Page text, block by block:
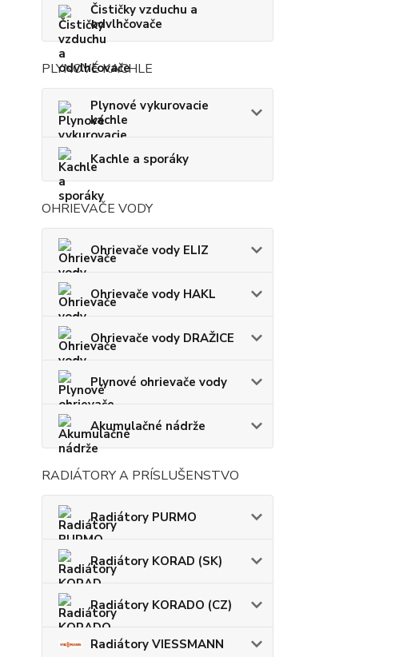
Čističky vzduchu a
odvlhčovače
PLYNOVÉ KACHLE
Plynové vykurovacie
kachle
Kachle a sporáky
OHRIEVAČE VODY
Ohrievače vody ELIZ
Ohrievače vody HAKL
Ohrievače vody DRAŽICE
Plynové ohrievače vody
Akumulačné nádrže
RADIÁTORY A PRÍSLUŠENSTVO
Radiátory PURMO
Radiátory KORAD (SK)
Radiátory KORADO (CZ)
Radiátory VIESSMANN